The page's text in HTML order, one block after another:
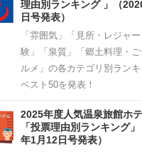
理由別ランキング 」（
日号発表）
「雰囲気」「見所・レジャ
験」「泉質」「郷土料理・
ルメ」の各カテゴリ別ランキ
ベスト50を発表！
2025年度人気温泉旅館ホ
「投票理由別ランキング
年1月12日号発表）